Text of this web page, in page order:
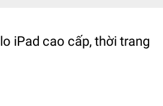
iPad cao cấp, thời trang